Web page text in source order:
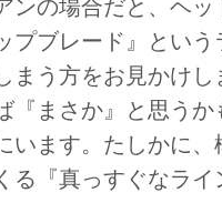
ンの場合だと、ヘッ
プブレード』という
まう方をお見かけし
『まさか』と思うか
います。たしかに、
る『真っすぐなライ